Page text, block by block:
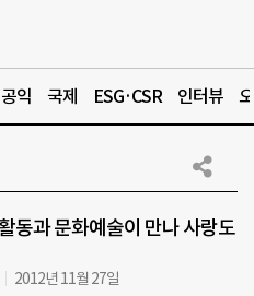
공익 국제 ESG·CSR 인터뷰
동과 문화예술이 만나 사랑도
2012년 11월 27일